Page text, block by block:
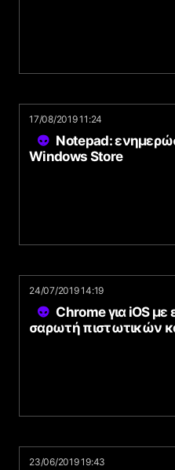
17/08/2019 11:24
Notepad:
Windows Store
24/07/2019 14:19
Chrome για iOS
σαρωτή πιστωτικών
23/06/2019 19:43